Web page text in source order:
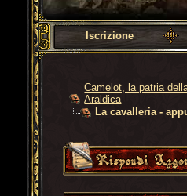
Iscrizione
Camelot, la patria
Araldica
La cavalleria -